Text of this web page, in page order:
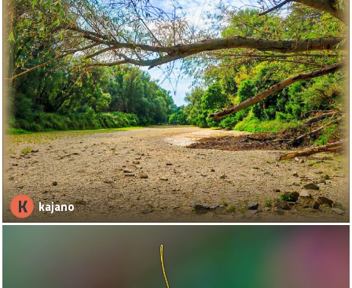
K kajano